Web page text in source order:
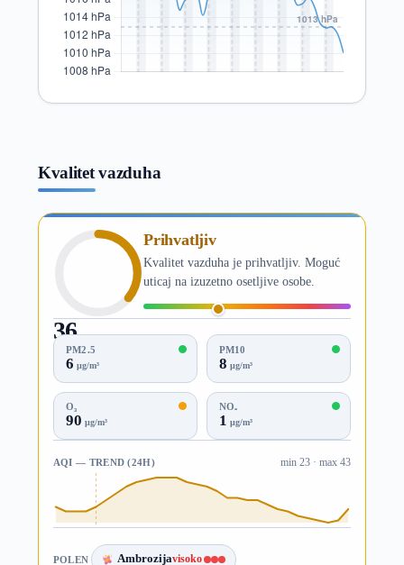
Kvalitet vazduha
36
AQI
Prihvatljiv
Kvalitet vazduha je prihvatljiv. Moguć
uticaj na izuzetno osetljive osobe.
PM2.5
6 µg/m³
PM10
8 µg/m³
O₃
90 µg/m³
NO₂
1 µg/m³
AQI — TREND (24H) min 23 · max 43
POLEN Ambrozijavisoko